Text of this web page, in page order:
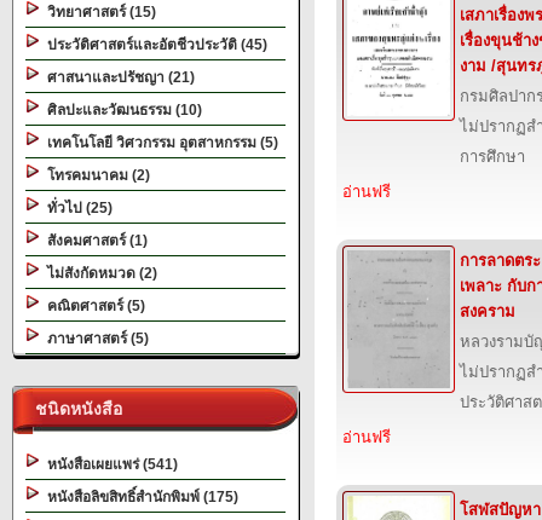
วิทยาศาสตร์ (15)
ประวัติศาสตร์และอัตชีวประวัติ (45)
ศาสนาและปรัชญา (21)
ศิลปะและวัฒนธรรม (10)
เทคโนโลยี วิศวกรรม อุตสาหกรรม (5)
โทรคมนาคม (2)
ทั่วไป (25)
สังคมศาสตร์ (1)
ไม่สังกัดหมวด (2)
คณิตศาสตร์ (5)
ภาษาศาสตร์ (5)
ชนิดหนังสือ
หนังสือเผยแพร่ (541)
หนังสือลิขสิทธิ์สำนักพิมพ์ (175)
เสภาเรื่อง
เรื่องขุนช้า
งาม /สุนทร
กรมศิลปาก
ไม่ปรากฏ
การศึกษา
อ่านฟรี
การลาดตร
เพลาะ กับก
สงคราม
หลวงรามบั
ไม่ปรากฏ
ประวัติศาส
อ่านฟรี
โสฬสปัญห